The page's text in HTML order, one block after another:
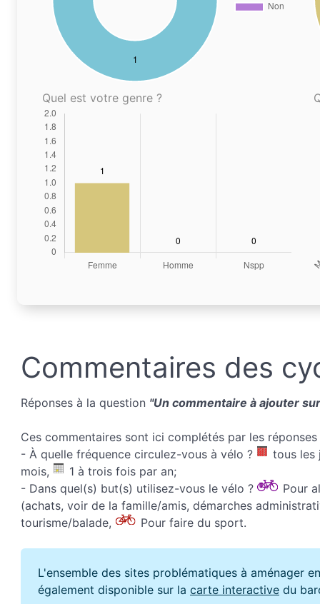
Quel est votre genre ?
Commentaires des
Réponses à la question "Un commentaire à ajouter
Ces commentaires sont ici complétés par les
- À quelle fréquence circulez-vous à vélo ?
tous les
mois,
1 à trois fois par an;
- Dans quel(s) but(s) utilisez-vous le vélo ?
Pour
(achats, voir de la famille/amis, démarches
tourisme/balade,
Pour faire du sport.
L'ensemble des sites problématiques à aménager
également disponible sur la carte interactive du